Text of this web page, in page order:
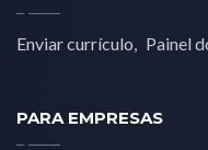
Enviar currículo Painel
PARA EMPRESAS